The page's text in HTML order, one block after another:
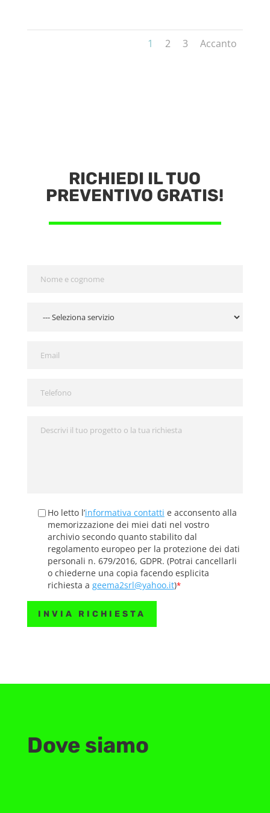
1 2 3 Accanto
RICHIEDI IL TUO
PREVENTIVO GRATIS!
Ho letto l’informativa contatti e acconsento alla
memorizzazione dei miei dati nel vostro
archivio secondo quanto stabilito dal
regolamento europeo per la protezione dei dati
personali n. 679/2016, GDPR. (Potrai cancellarli
o chiederne una copia facendo esplicita
richiesta a geema2srl@yahoo.it)*
Dove siamo